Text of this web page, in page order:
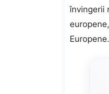
învingerii
Europene.